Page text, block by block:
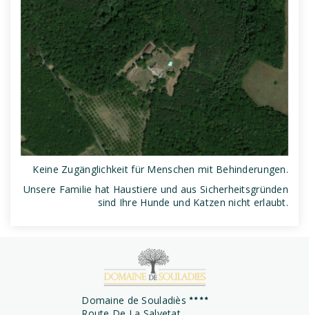
Keine Zugänglichkeit für Menschen mit Behinderungen.
Unsere Familie hat Haustiere und aus Sicherheitsgründen
sind Ihre Hunde und Katzen nicht erlaubt.
Domaine de Souladiès